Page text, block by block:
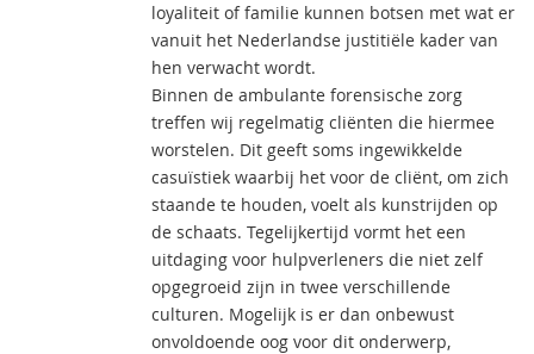
loyaliteit of familie kunnen botsen met wat er
vanuit het Nederlandse justitiële kader van
hen verwacht wordt.
Binnen de ambulante forensische zorg
treffen wij regelmatig cliënten die hiermee
worstelen. Dit geeft soms ingewikkelde
casuïstiek waarbij het voor de cliënt, om zich
staande te houden, voelt als kunstrijden op
de schaats. Tegelijkertijd vormt het een
uitdaging voor hulpverleners die niet zelf
opgegroeid zijn in twee verschillende
culturen. Mogelijk is er dan onbewust
onvoldoende oog voor dit onderwerp,